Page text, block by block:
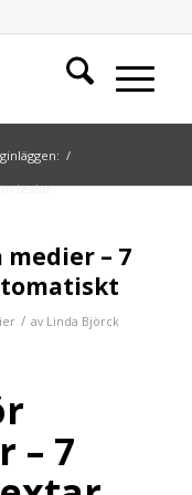
/
textar
– 7
/ av Linda Björck
– 7